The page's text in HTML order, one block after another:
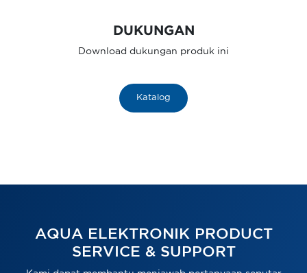
DUKUNGAN
Download dukungan produk ini
Katalog
AQUA ELEKTRONIK PRODUCT
SERVICE & SUPPORT